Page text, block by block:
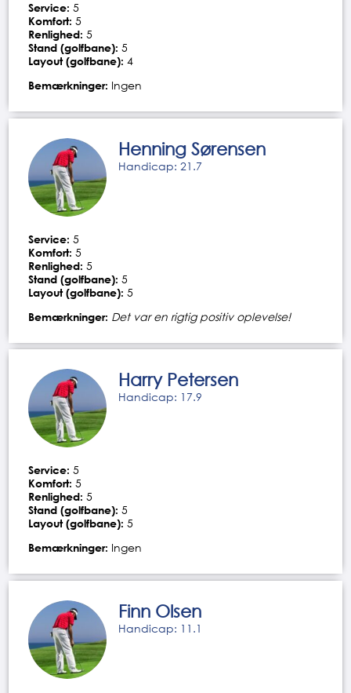
Service: 5
Komfort: 5
Renlighed: 5
Stand (golfbane): 5
Layout (golfbane): 4
Bemærkninger: Ingen
Henning Sørensen
Handicap: 21.7
Service: 5
Komfort: 5
Renlighed: 5
Stand (golfbane): 5
Layout (golfbane): 5
Bemærkninger: Det var en rigtig positiv oplevelse!
Harry Petersen
Handicap: 17.9
Service: 5
Komfort: 5
Renlighed: 5
Stand (golfbane): 5
Layout (golfbane): 5
Bemærkninger: Ingen
Finn Olsen
Handicap: 11.1